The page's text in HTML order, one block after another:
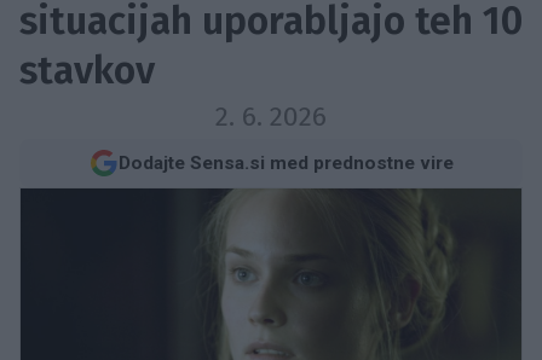
situacijah uporabljajo teh 10
stavkov
2. 6. 2026
Dodajte Sensa.si med prednostne vire